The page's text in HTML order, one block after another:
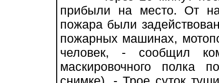
прибыли на место. От
пожара были
пожарных машинах,
человек, - сообщил
маскировочного полка